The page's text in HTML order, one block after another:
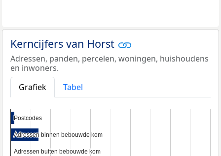
Kerncijfers van Horst
Adressen, panden, percelen, woningen, huishoudens
en inwoners.
Grafiek
Tabel
Postcodes
Postcodes
Adressen binnen bebouwde kom
Adressen binnen bebouwde kom
Adressen buiten bebouwde kom
Adressen buiten bebouwde kom